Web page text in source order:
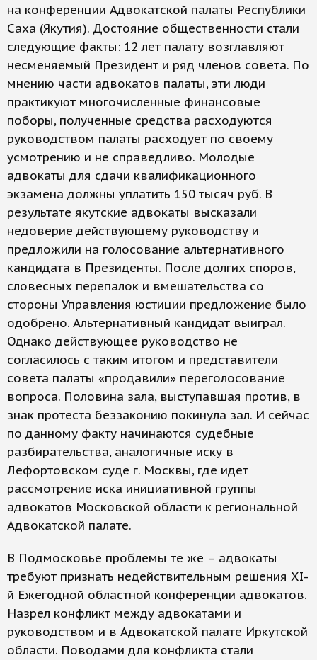
на конференции Адвокатской палаты Республики
Саха (Якутия). Достояние общественности стали
следующие факты: 12 лет палату возглавляют
несменяемый Президент и ряд членов совета. По
мнению части адвокатов палаты, эти люди
практикуют многочисленные финансовые
поборы, полученные средства расходуются
руководством палаты расходует по своему
усмотрению и не справедливо. Молодые
адвокаты для сдачи квалификационного
экзамена должны уплатить 150 тысяч руб. В
результате якутские адвокаты высказали
недоверие действующему руководству и
предложили на голосование альтернативного
кандидата в Президенты. После долгих споров,
словесных перепалок и вмешательства со
стороны Управления юстиции предложение было
одобрено. Альтернативный кандидат выиграл.
Однако действующее руководство не
согласилось с таким итогом и представители
совета палаты «продавили» переголосование
вопроса. Половина зала, выступавшая против, в
знак протеста беззаконию покинула зал. И сейчас
по данному факту начинаются судебные
разбирательства, аналогичные иску в
Лефортовском суде г. Москвы, где идет
рассмотрение иска инициативной группы
адвокатов Московской области к региональной
Адвокатской палате.
В Подмосковье проблемы те же – адвокаты
требуют признать недействительным решения XI-
й Ежегодной областной конференции адвокатов.
Назрел конфликт между адвокатами и
руководством и в Адвокатской палате Иркутской
области. Поводами для конфликта стали